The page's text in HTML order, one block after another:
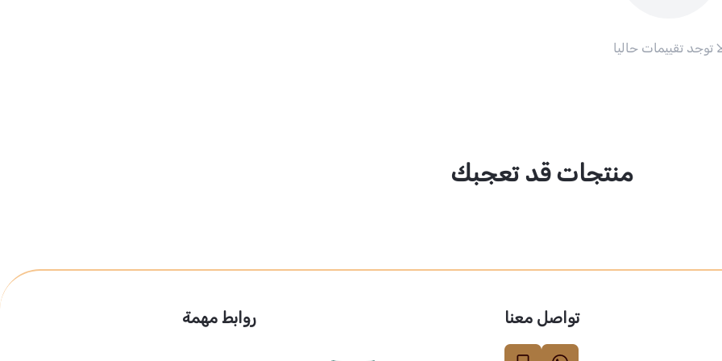
توجد تقييمات حاليا
منتجات قد تعجبك
تواصل معنا روابط مهمة